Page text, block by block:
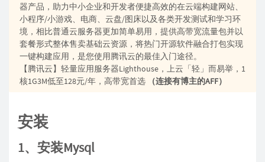
器产品，助力中小企业和开发者便捷高效的在云端构建网站、
小程序/小游戏、电商、云盘/图床以及各类开发测试和学习环
境，相比普通云服务器更加简单易用，提供高带宽流量包并以
套餐形式整体售卖基础云资源，将热门开源软件融合打包实现
一键构建应用，是您使用腾讯云的最佳入门途径。
【腾讯云】轻量应用服务器Lighthouse，上云「轻」而易举，1
核1G3M低至128元/年，高带宽首选
（连接有博主的AFF）
安装
1、安装Mysql